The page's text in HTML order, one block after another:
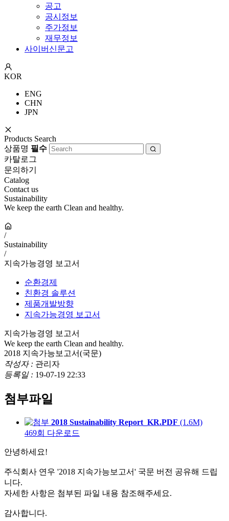
공고
공시정보
주가정보
재무정보
사이버신문고
KOR
ENG
CHN
JPN
Products Search
상품명 필수
카탈로그
문의하기
Catalog
Contact us
Sustainability
We keep the earth Clean and healthy.
/
Sustainability
/
지속가능경영 보고서
순환경제
친환경 솔루션
제품개발방향
지속가능경영 보고서
지속가능경영 보고서
We keep the earth Clean and healthy.
2018 지속가능보고서(국문)
작성자 : 관리자
등록일 : 19-07-19 22:33
첨부파일
2018 Sustainability Report_KR.PDF (1.6M)
469회 다운로드
안녕하세요!
주식회사 연우 '2018 지속가능보고서' 국문 버전 공유해 드립
니다.
자세한 사항은 첨부된 파일 내용 참조해주세요.
감사합니다.